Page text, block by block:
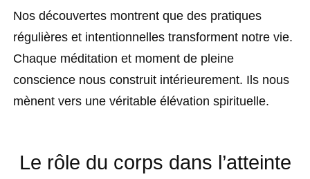
Nos découvertes montrent que des pratiques
régulières et intentionnelles transforment notre vie.
Chaque méditation et moment de pleine
conscience nous construit intérieurement. Ils nous
mènent vers une véritable élévation spirituelle.
Le rôle du corps dans l’atteinte